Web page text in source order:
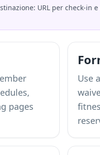
URL per check-in
pages
Use